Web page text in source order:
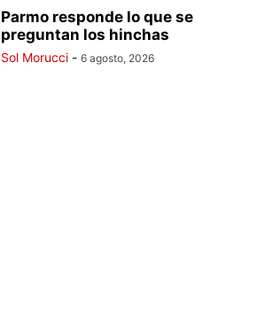
Parmo responde lo que se
preguntan los hinchas
Sol Morucci - 6 agosto, 2026